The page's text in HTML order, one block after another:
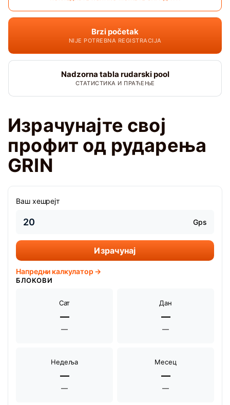
Brzi početak
NIJE POTREBNA REGISTRACIJA
Nadzorna tabla rudarski pool
СТАТИСТИКА И ПРАЋЕЊЕ
Израчунајте свој
профит од рударења
GRIN
Ваш хешрејт
Gps
Израчунај
Напредни калкулатор →
БЛОКОВИ
Сат
—
—
Дан
—
—
Недеља
—
—
Месец
—
—